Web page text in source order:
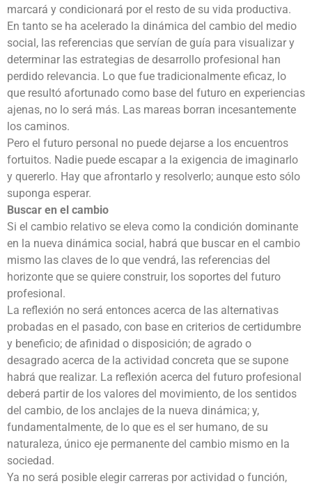
marcará y condicionará por el resto de su vida productiva.
En tanto se ha acelerado la dinámica del cambio del medio
social, las referencias que servían de guía para visualizar y
determinar las estrategias de desarrollo profesional han
perdido relevancia. Lo que fue tradicionalmente eficaz, lo
que resultó afortunado como base del futuro en experiencias
ajenas, no lo será más. Las mareas borran incesantemente
los caminos.
Pero el futuro personal no puede dejarse a los encuentros
fortuitos. Nadie puede escapar a la exigencia de imaginarlo
y quererlo. Hay que afrontarlo y resolverlo; aunque esto sólo
suponga esperar.
Buscar en el cambio
Si el cambio relativo se eleva como la condición dominante
en la nueva dinámica social, habrá que buscar en el cambio
mismo las claves de lo que vendrá, las referencias del
horizonte que se quiere construir, los soportes del futuro
profesional.
La reflexión no será entonces acerca de las alternativas
probadas en el pasado, con base en criterios de certidumbre
y beneficio; de afinidad o disposición; de agrado o
desagrado acerca de la actividad concreta que se supone
habrá que realizar. La reflexión acerca del futuro profesional
deberá partir de los valores del movimiento, de los sentidos
del cambio, de los anclajes de la nueva dinámica; y,
fundamentalmente, de lo que es el ser humano, de su
naturaleza, único eje permanente del cambio mismo en la
sociedad.
Ya no será posible elegir carreras por actividad o función,